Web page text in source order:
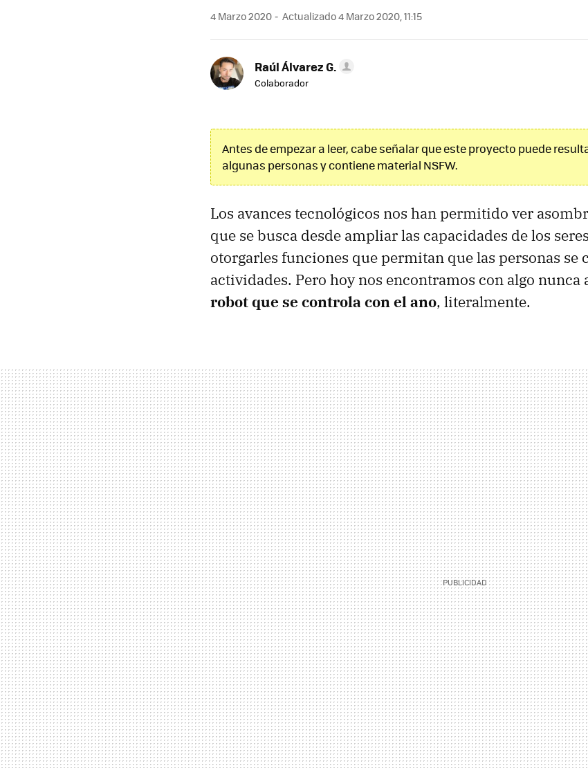
4 Marzo 2020 Actualizado 4 Marzo 2020, 11:15
Raúl Álvarez G.
Colaborador
Antes de empezar a leer, cabe señalar que este proyecto puede
algunas personas y contiene material NSFW.
Los avances tecnológicos nos han permitido ver
que se busca desde ampliar las capacidades de los
otorgarles funciones que permitan que las personas se
actividades. Pero hoy nos encontramos con algo nunca
robot que se controla con el ano, literalmente.